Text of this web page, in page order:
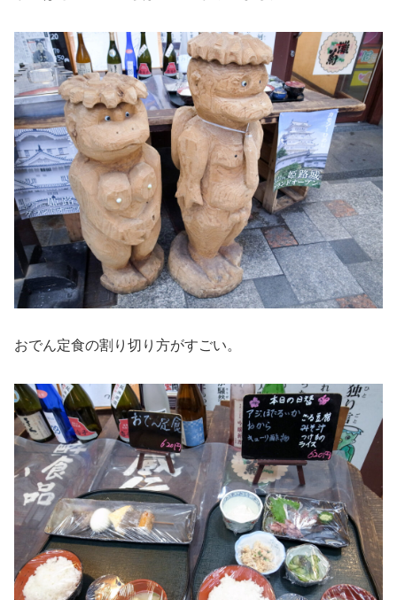
おでん定食の割り切り方がすごい。